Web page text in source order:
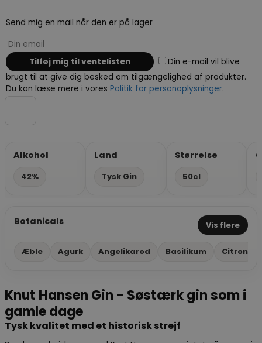
Send mig en mail når den er på lager
Din e-mail vil blive
brugt til at give dig besked om tilgængelighed af produkter.
Du kan læse mere i vores Politik for personoplysninger.
Alkohol
42%
Land
Tysk Gin
Størrelse
50cl
Botanicals Vis flere
Æble Agurk Angelikarod Basilikum Citron
Knut Hansen Gin - Søstærk gin som i
gamle dage
Tysk kvalitet med et historisk strejf